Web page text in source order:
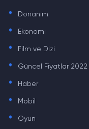
. Donanım
. Ekonomi
. Film ve Dizi
. Güncel Fiyatlar 2022
. Haber
. Mobil
. Oyun